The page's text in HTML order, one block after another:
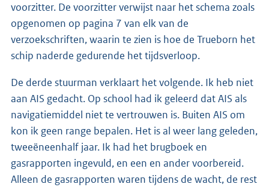
voorzitter. De voorzitter verwijst naar het schema zoals
opgenomen op pagina 7 van elk van de
verzoekschriften, waarin te zien is hoe de Trueborn het
schip naderde gedurende het tijdsverloop.
De derde stuurman verklaart het volgende. Ik heb niet
aan AIS gedacht. Op school had ik geleerd dat AIS als
navigatiemiddel niet te vertrouwen is. Buiten AIS om
kon ik geen range bepalen. Het is al weer lang geleden,
tweeëneenhalf jaar. Ik had het brugboek en
gasrapporten ingevuld, en een en ander voorbereid.
Alleen de gasrapporten waren tijdens de wacht, de rest